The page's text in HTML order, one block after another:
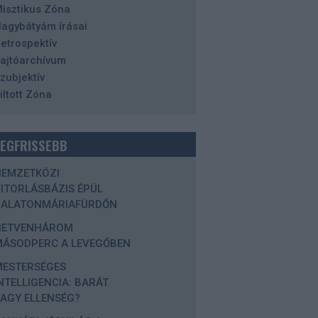
Zóna
írásai
Zóna
ÉPÜL
A LEVEGŐBEN
BARÁT
ELLENSÉG?